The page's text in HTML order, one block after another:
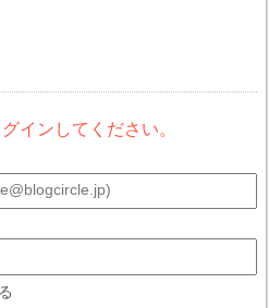
インしてください。